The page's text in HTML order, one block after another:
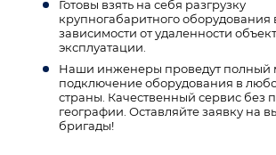
Готовы взять на себя разгрузку
крупногабаритного оборудования
зависимости от удаленности
эксплуатации.
Наши инженеры проведут полный
подключение оборудования в
страны. Качественный сервис без
географии. Оставляйте заявку на
бригады!